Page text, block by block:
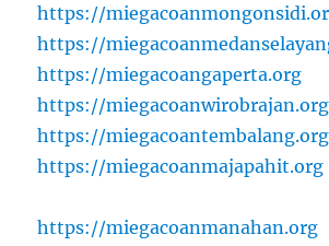
https://
https://
https://miegacoangaperta.org
https://miegacoanwirobrajan.org
https://miegacoantembalang.org
https://miegacoanmajapahit.org
https://miegacoanmanahan.org